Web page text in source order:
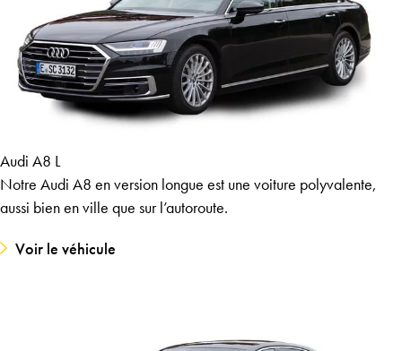
Audi A8 L
Notre Audi A8 en version longue est une voiture polyvalente,
aussi bien en ville que sur l’autoroute.
Voir le véhicule